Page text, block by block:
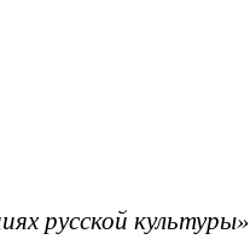
русской культуры»